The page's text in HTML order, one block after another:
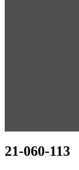
21-060-113